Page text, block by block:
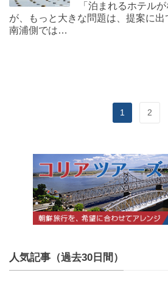
「泊まれるホテル
が、もっと大きな問題は、提案に出
南浦側では…
1 2
人気記事（過去30日間）